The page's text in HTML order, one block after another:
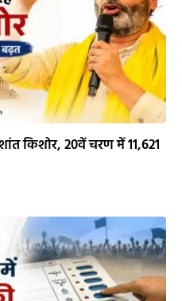
किशोर, 20वें चरण में 11,621